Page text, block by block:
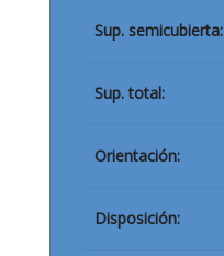
Sup. semicubierta:
Sup. total:
Orientación:
Disposición: